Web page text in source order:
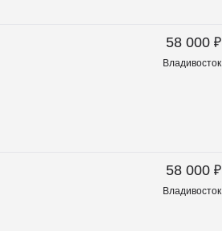
58 000 ₽
Владивосток
58 000 ₽
Владивосток